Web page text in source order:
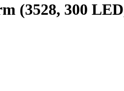
(3528, 300